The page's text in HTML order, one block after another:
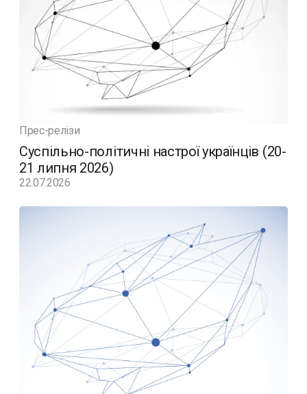
Прес-релізи
Суспільно-політичні настрої українців (20-
21 липня 2026)
22.07.2026